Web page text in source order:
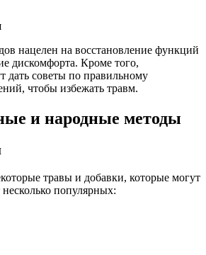
нацелен на восстановление функций
дискомфорта. Кроме того,
дать советы по правильному
чтобы избежать травм.
и народные методы
травы и добавки, которые могут
популярных: